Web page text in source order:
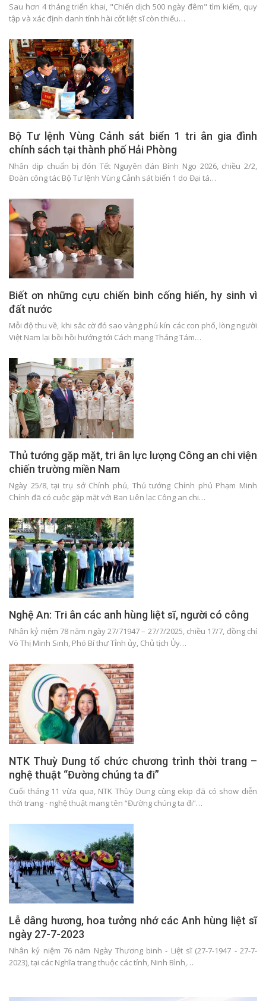
Sau hơn 4 tháng triển khai, "Chiến dịch 500 ngày đêm" tìm kiếm, quy
tập và xác định danh tính hài cốt liệt sĩ còn thiếu…
Bộ Tư lệnh Vùng Cảnh sát biển 1 tri ân gia đình
chính sách tại thành phố Hải Phòng
Nhân dịp chuẩn bị đón Tết Nguyên đán Bính Ngọ 2026, chiều 2/2,
Đoàn công tác Bộ Tư lệnh Vùng Cảnh sát biển 1 do Đại tá…
Biết ơn những cựu chiến binh cống hiến, hy sinh vì
đất nước
Mỗi độ thu về, khi sắc cờ đỏ sao vàng phủ kín các con phố, lòng người
Việt Nam lại bồi hồi hướng tới Cách mạng Tháng Tám…
Thủ tướng gặp mặt, tri ân lực lượng Công an chi viện
chiến trường miền Nam
Ngày 25/8, tại trụ sở Chính phủ, Thủ tướng Chính phủ Phạm Minh
Chính đã có cuộc gặp mặt với Ban Liên lạc Công an chi…
Nghệ An: Tri ân các anh hùng liệt sĩ, người có công
Nhân kỷ niệm 78 năm ngày 27/71947 – 27/7/2025, chiều 17/7, đồng chí
Võ Thị Minh Sinh, Phó Bí thư Tỉnh ủy, Chủ tịch Ủy…
NTK Thuỳ Dung tổ chức chương trình thời trang –
nghệ thuật “Đường chúng ta đi”
Cuối tháng 11 vừa qua, NTK Thùy Dung cùng ekip đã có show diễn
thời trang - nghệ thuật mang tên “Đường chúng ta đi”…
Lễ dâng hương, hoa tưởng nhớ các Anh hùng liệt sĩ
ngày 27-7-2023
Nhân kỷ niệm 76 năm Ngày Thương binh - Liệt sĩ (27-7-1947 - 27-7-
2023), tại các Nghĩa trang thuộc các tỉnh, Ninh Bình,…